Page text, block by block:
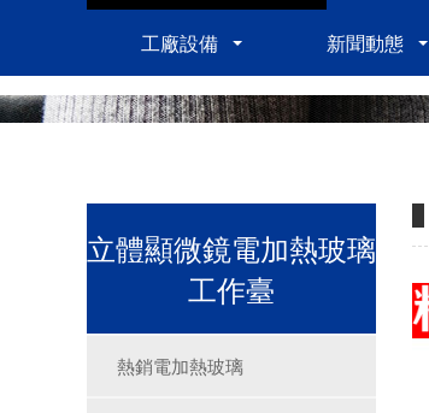
工廠設備 新聞動態
立體顯微鏡電加熱玻璃
工作臺
熱銷電加熱玻璃